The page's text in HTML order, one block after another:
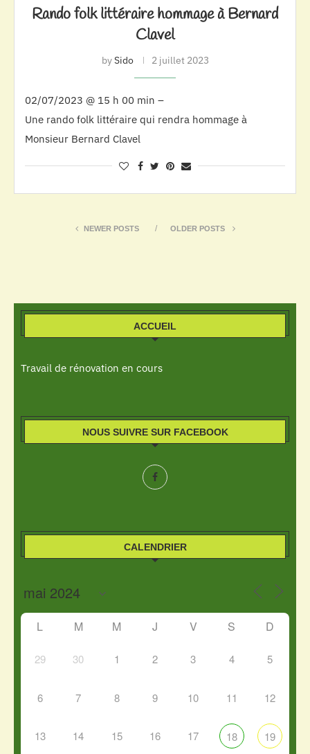
Rando folk littéraire hommage à Bernard
Clavel
bySido 2 juillet 2023
02/07/2023 @ 15 h 00 min –
Une rando folk littéraire qui rendra hommage à
Monsieur Bernard Clavel
NEWER POSTS OLDER POSTS
ACCUEIL
Travail de rénovation en cours
NOUS SUIVRE SUR FACEBOOK
CALENDRIER
L M M J V S D
29 30 1 2 3 4 5
6 7 8 9 10 11 12
13 14 15 16 17 18 19